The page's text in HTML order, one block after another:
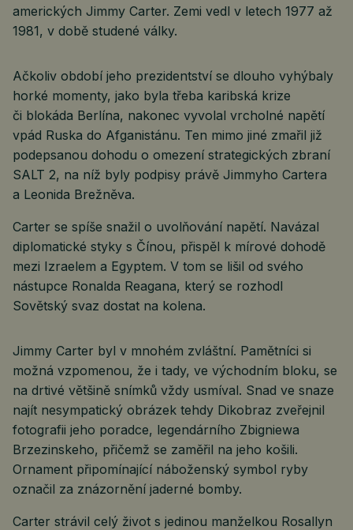
amerických Jimmy Carter. Zemi vedl v letech 1977 až
1981, v době studené války.
Ačkoliv období jeho prezidentství se dlouho vyhýbaly
horké momenty, jako byla třeba karibská krize
či blokáda Berlína, nakonec vyvolal vrcholné napětí
vpád Ruska do Afganistánu. Ten mimo jiné zmařil již
podepsanou dohodu o omezení strategických zbraní
SALT 2, na níž byly podpisy právě Jimmyho Cartera
a Leonida Brežněva.
Carter se spíše snažil o uvolňování napětí. Navázal
diplomatické styky s Čínou, přispěl k mírové dohodě
mezi Izraelem a Egyptem. V tom se lišil od svého
nástupce Ronalda Reagana, který se rozhodl
Sovětský svaz dostat na kolena.
Jimmy Carter byl v mnohém zvláštní. Pamětníci si
možná vzpomenou, že i tady, ve východním bloku, se
na drtivé většině snímků vždy usmíval. Snad ve snaze
najít nesympatický obrázek tehdy Dikobraz zveřejnil
fotografii jeho poradce, legendárního Zbigniewa
Brzezinskeho, přičemž se zaměřil na jeho košili.
Ornament připomínající náboženský symbol ryby
označil za znázornění jaderné bomby.
Carter strávil celý život s jedinou manželkou Rosallyn